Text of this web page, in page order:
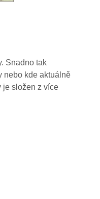
19:45
19:35
19:25
Snadno tak
nebo kde aktuálně
je složen z více